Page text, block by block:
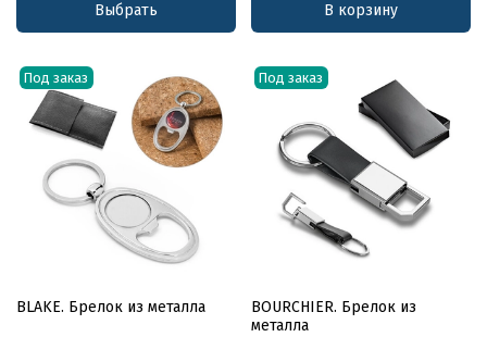
Выбрать В корзину
Под заказ
BLAKE. Брелок из металла
Под заказ
BOURCHIER. Брелок из
металла